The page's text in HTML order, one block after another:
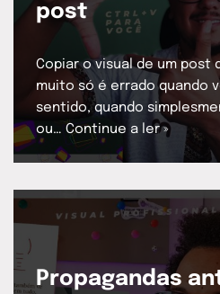
post
Copiar o visual de um post
muito só é errado quando
sentido, quando
ou… Continue a ler »
Propagandas